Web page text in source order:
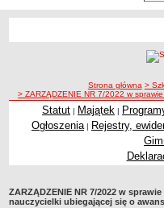
Zespoły Szkół
Techniczne Zakłady
Przedszkola Miejskie
Zlikwidowane gimnazja
ścieżka nawigacji
Strona główna >
> ZARZĄDZENIE NR 7/2022 w
Statut | Majątek |
Ogłoszenia | Rejestry,
ZARZĄDZENIE NR 7/2022 w
nauczycielki ubiegającej się o